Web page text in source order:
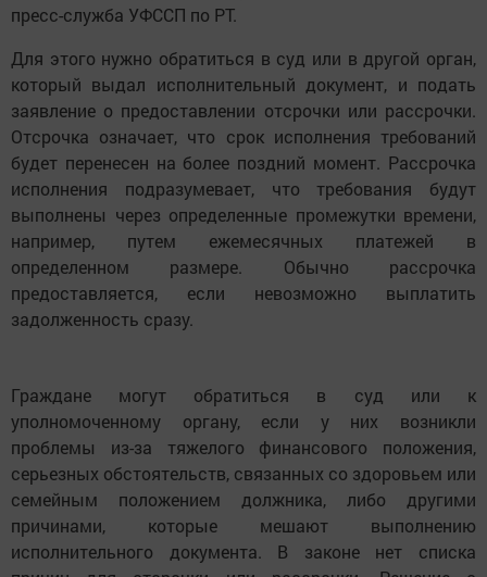
пресс-служба УФССП по РТ.
Для этого нужно обратиться в суд или в другой орган,
который выдал исполнительный документ, и подать
заявление о предоставлении отсрочки или рассрочки.
Отсрочка означает, что срок исполнения требований
будет перенесен на более поздний момент. Рассрочка
исполнения подразумевает, что требования будут
выполнены через определенные промежутки времени,
например, путем ежемесячных платежей в
определенном размере. Обычно рассрочка
предоставляется, если невозможно выплатить
задолженность сразу.
Граждане могут обратиться в суд или к
уполномоченному органу, если у них возникли
проблемы из-за тяжелого финансового положения,
серьезных обстоятельств, связанных со здоровьем или
семейным положением должника, либо другими
причинами, которые мешают выполнению
исполнительного документа. В законе нет списка